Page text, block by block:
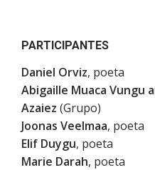
PARTICIPANTES
Daniel Orviz, poeta
Abigaille Muaca Vungu
Azaiez (Grupo)
Joonas Veelmaa, poeta
Elif Duygu, poeta
Marie Darah, poeta